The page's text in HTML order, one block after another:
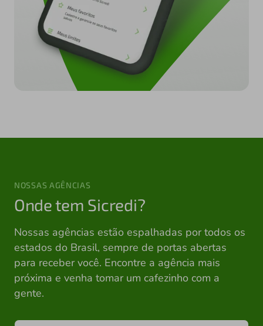
NOSSAS AGÊNCIAS
Onde tem Sicredi?
Nossas agências estão espalhadas por todos os
estados do Brasil, sempre de portas abertas
para receber você. Encontre a agência mais
próxima e venha tomar um cafezinho com a
gente.